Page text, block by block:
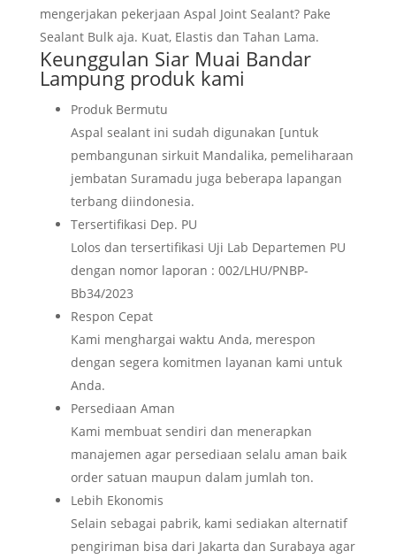
mengerjakan pekerjaan Aspal Joint Sealant? Pake
Sealant Bulk aja. Kuat, Elastis dan Tahan Lama.
Keunggulan Siar Muai Bandar
Lampungproduk kami
Produk Bermutu
Aspal sealant ini sudah digunakan [untuk
pembangunan sirkuit Mandalika, pemeliharaan
jembatan Suramadu juga beberapa lapangan
terbang diindonesia.
Tersertifikasi Dep. PU
Lolos dan tersertifikasi Uji Lab Departemen PU
dengan nomor laporan : 002/LHU/PNBP-
Bb34/2023
Respon Cepat
Kami menghargai waktu Anda, merespon
dengan segera komitmen layanan kami untuk
Anda.
Persediaan Aman
Kami membuat sendiri dan menerapkan
manajemen agar persediaan selalu aman baik
order satuan maupun dalam jumlah ton.
Lebih Ekonomis
Selain sebagai pabrik, kami sediakan alternatif
pengiriman bisa dari Jakarta dan Surabaya agar